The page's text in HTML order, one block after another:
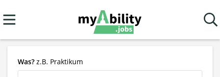
Was? z.B. Praktikum